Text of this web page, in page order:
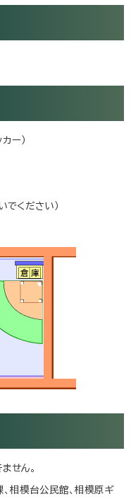
ー）
でください）
せん。
相模台公民館、相模原ギ